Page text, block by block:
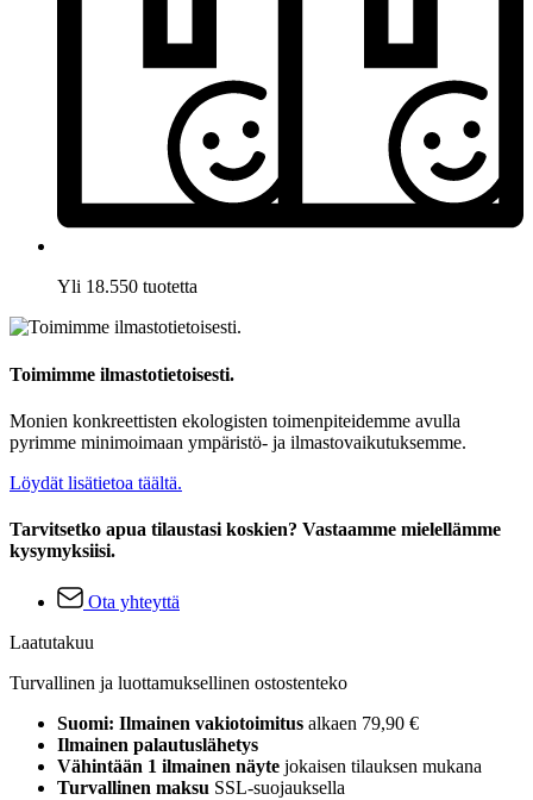
Yli 18.550 tuotetta
Toimimme ilmastotietoisesti.
Monien konkreettisten ekologisten toimenpiteidemme avulla
pyrimme minimoimaan ympäristö- ja ilmastovaikutuksemme.
Löydät lisätietoa täältä.
Tarvitsetko apua tilaustasi koskien? Vastaamme mielellämme
kysymyksiisi.
Ota yhteyttä
Laatutakuu
Turvallinen ja luottamuksellinen ostostenteko
Suomi: Ilmainen vakiotoimitus alkaen 79,90 €
Ilmainen palautuslähetys
Vähintään 1 ilmainen näyte jokaisen tilauksen mukana
Turvallinen maksu SSL-suojauksella